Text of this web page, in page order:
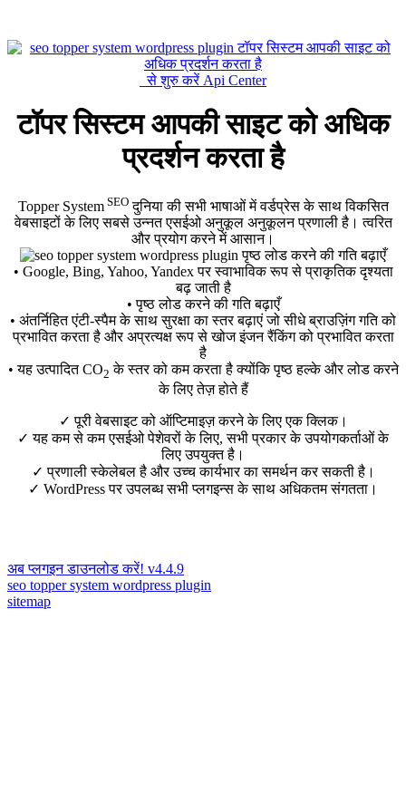
से शुरु करें Api Center
टॉपर सिस्टम आपकी साइट को अधिक
प्रदर्शन करता है
Topper System SEOदुनिया की सभी भाषाओं में वर्डप्रेस के साथ विकसित
वेबसाइटों के लिए सबसे उन्नत एसईओ अनुकूल अनुकूलन प्रणाली है। त्वरित
और प्रयोग करने में आसान।
• Google, Bing, Yahoo, Yandex पर स्वाभाविक रूप से प्राकृतिक दृश्यता
बढ़ जाती है
• पृष्ठ लोड करने की गति बढ़ाएँ
• अंतर्निहित एंटी-स्पैम के साथ सुरक्षा का स्तर बढ़ाएं जो सीधे ब्राउज़िंग गति को
प्रभावित करता है और अप्रत्यक्ष रूप से खोज इंजन रैंकिंग को प्रभावित करता
है
• यह उत्पादित CO2 के स्तर को कम करता है क्योंकि पृष्ठ हल्के और लोड करने
के लिए तेज़ होते हैं
✓ पूरी वेबसाइट को ऑप्टिमाइज़ करने के लिए एक क्लिक।
✓ यह कम से कम एसईओ पेशेवरों के लिए, सभी प्रकार के उपयोगकर्ताओं के
लिए उपयुक्त है।
✓ प्रणाली स्केलेबल है और उच्च कार्यभार का समर्थन कर सकती है।
✓ WordPress पर उपलब्ध सभी प्लगइन्स के साथ अधिकतम संगतता।
अब प्लगइन डाउनलोड करें! v4.4.9
seo topper system wordpress plugin
sitemap